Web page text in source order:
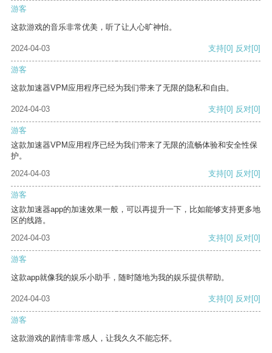
游客
这款游戏的音乐非常优美，听了让人心旷神怡。
2024-04-03 支持[0] 反对[0]
游客
这款加速器VPM应用程序已经为我们带来了无限的隐私和自由。
2024-04-03 支持[0] 反对[0]
游客
这款加速器VPM应用程序已经为我们带来了无限的流畅体验和安全性保
护。
2024-04-03
支持[0] 反对[0]
游客
这款加速器app的加速效果一般，可以再提升一下，比如能够支持更多地
区的线路。
2024-04-03
支持[0] 反对[0]
游客
这款app就像我的娱乐小助手，随时随地为我的娱乐提供帮助。
2024-04-03 支持[0] 反对[0]
游客
这款游戏的剧情非常感人，让我久久不能忘怀。